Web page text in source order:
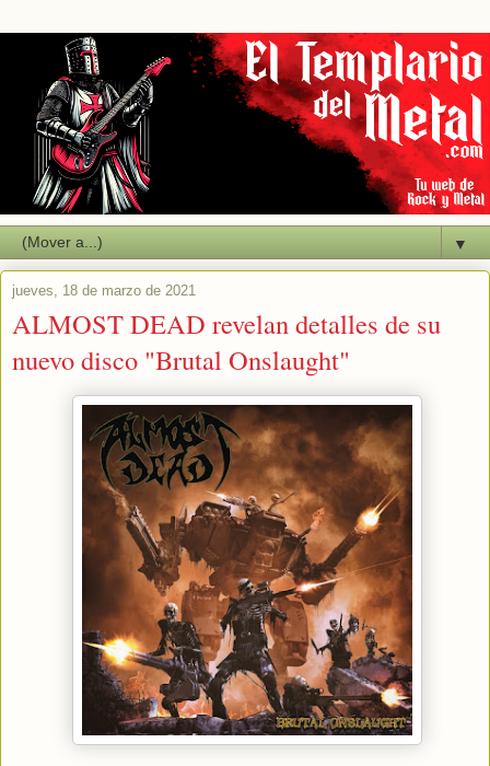
▼
jueves, 18 de marzo de 2021
ALMOST DEAD revelan detalles de su
nuevo disco "Brutal Onslaught"